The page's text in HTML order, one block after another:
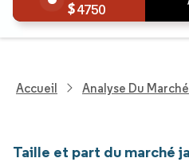
4750
Accueil Analyse Du Marché
Taille et part du marché